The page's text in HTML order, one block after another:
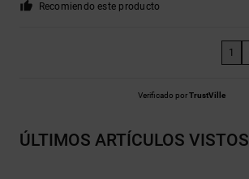
Recomiendo este producto
1
Verificado porTrustVille
ÚLTIMOS ARTÍCULOS VISTOS